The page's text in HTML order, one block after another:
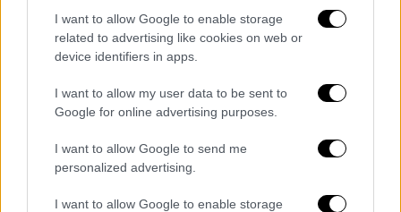
I want to allow Google to enable storage
related to advertising like cookies on web or
device identifiers in apps.
I want to allow my user data to be sent to
Google for online advertising purposes.
I want to allow Google to send me
personalized advertising.
I want to allow Google to enable storage
του με το αντίστοιχο ασφαλιστήριο
συμβόλαιο, ως εξής:
Εισέρχεται στην ψηφιακή πύλη myAADE και
ακολουθεί τη διαδρομή: Εφαρμογές /
Μείωση ΕΝΦΙΑ ασφαλισμένων κατοικιών.